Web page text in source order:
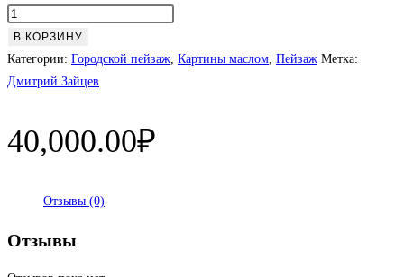
Количество
товара
Филипповский
переулок
В КОРЗИНУ
Категории: Городской пейзаж Картины маслом Пейзаж Метка:
Дмитрий Зайцев
40,000.00₽
Отзывы (0)
Отзывы